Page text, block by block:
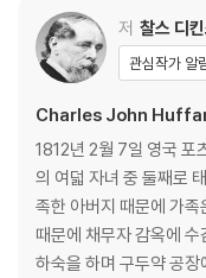
저 찰스 디
관심작가 알
Charles John
1812년 2월 7일 영국 포
의 여덟 자녀 중 둘째로
족한 아버지 때문에 가
때문에 채무자 감옥에
하숙을 하며 구두약 공